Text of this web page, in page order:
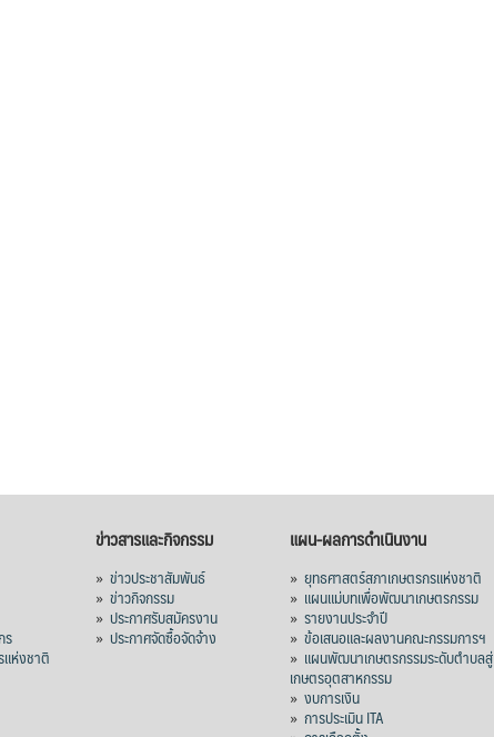
ร
ห่งชาติ
ข่าวสารและกิจกรรม
»ข่าวประชาสัมพันธ์
»ข่าวกิจกรรม
»ประกาศรับสมัครงาน
»ประกาศจัดซื้อจัดจ้าง
แผน-ผลการดำเนินงาน
» ยุทธศาสตร์สภาเกษตรกรแห่งชาติ
» แผนแม่บทเพื่อพัฒนาเกษตรกรรม
» รายงานประจำปี
» ข้อเสนอและผลงานคณะกรรมการฯ
» แผนพัฒนาเกษตรกรรมระดับตำบลสู่
เกษตรอุตสาหกรรม
» งบการเงิน
» การประเมิน ITA